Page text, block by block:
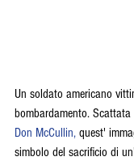
Un soldato americano
bombardamento.
Don McCullin, quest'
simbolo del sacrificio di